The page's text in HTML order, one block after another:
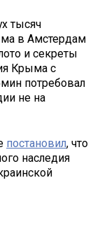
тысяч
в Амстердам
и секреты
Крыма с
потребовал
не на
постановил, что
наследия